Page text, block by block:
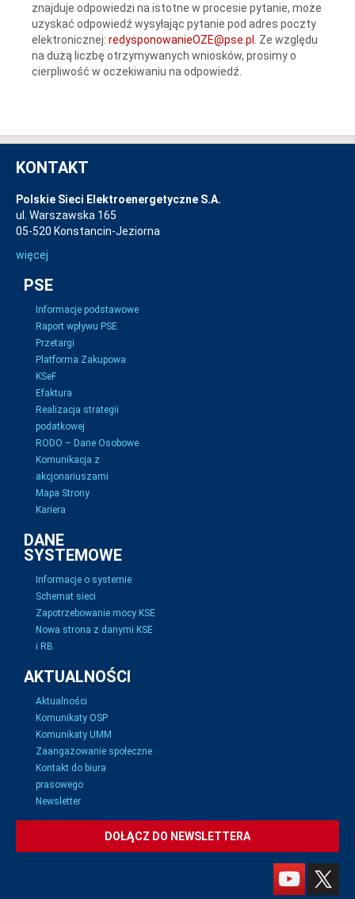
znajduje odpowiedzi na istotne w procesie pytanie, może
uzyskać odpowiedź wysyłając pytanie pod adres poczty
elektronicznej: redysponowanieOZE@pse.pl
. Ze względu
na dużą liczbę otrzymywanych wniosków, prosimy o
cierpliwość w oczekiwaniu na odpowiedź.
KONTAKT
Polskie Sieci Elektroenergetyczne S.A.
ul. Warszawska 165
05-520 Konstancin-Jeziorna
więcej
PSE
Informacje podstawowe
Raport wpływu PSE
Przetargi
Platforma Zakupowa
KSeF
Efaktura
Realizacja strategii
podatkowej
RODO – Dane Osobowe
Komunikacja z
akcjonariuszami
Mapa Strony
Kariera
DANE
SYSTEMOWE
Informacje o systemie
Schemat sieci
Zapotrzebowanie mocy KSE
Nowa strona z danymi KSE
i RB
AKTUALNOŚCI
Aktualności
Komunikaty OSP
Komunikaty UMM
Zaangażowanie społeczne
Kontakt do biura
prasowego
Newsletter
DOŁĄCZ DO NEWSLETTERA